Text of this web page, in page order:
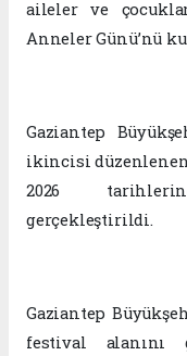
aileler ve
Anneler Günü’nü
Gaziantep
ikincisi düzenlenen
2026
gerçekleştirildi.
Gaziantep
festival alanını